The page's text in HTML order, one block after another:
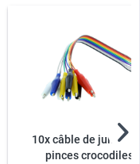
10x câble de jumper
pinces